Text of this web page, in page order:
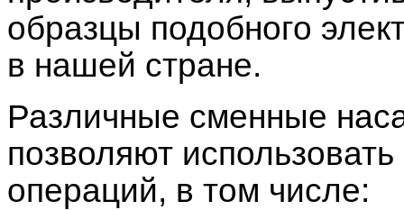
образцы подобного
в нашей стране.
Различные сменные
позволяют
операций, в том числе: